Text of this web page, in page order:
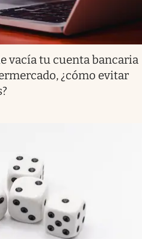
vacía tu cuenta bancaria
¿cómo evitar